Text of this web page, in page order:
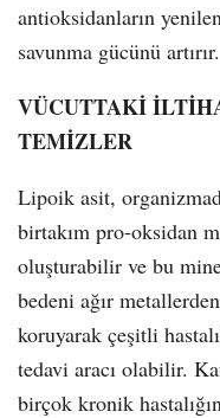
antioksidanların
savunma gücünü artırır.
VÜCUTTAKİ
TEMİZLER
Lipoik asit,
birtakım pro-oksidan
oluşturabilir ve bu
bedeni ağır
koruyarak çeşitli
tedavi aracı olabilir.
birçok kronik